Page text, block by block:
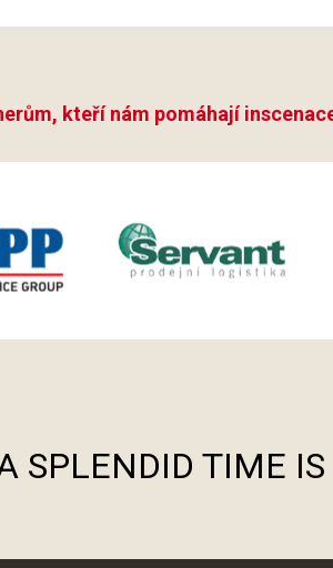
kteří nám pomáhají
SPLENDID TIME